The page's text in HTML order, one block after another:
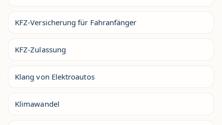
KFZ-Versicherung für Fahranfänger
KFZ-Zulassung
Klang von Elektroautos
Klimawandel